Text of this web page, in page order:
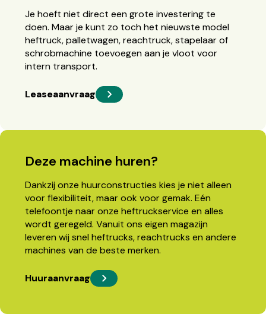
Je hoeft niet direct een grote investering te
doen. Maar je kunt zo toch het nieuwste model
heftruck, palletwagen, reachtruck, stapelaar of
schrobmachine toevoegen aan je vloot voor
intern transport.
Leaseaanvraag
Deze machine huren?
Dankzij onze huurconstructies kies je niet alleen
voor flexibiliteit, maar ook voor gemak. Eén
telefoontje naar onze heftruckservice en alles
wordt geregeld. Vanuit ons eigen magazijn
leveren wij snel heftrucks, reachtrucks en andere
machines van de beste merken.
Huuraanvraag